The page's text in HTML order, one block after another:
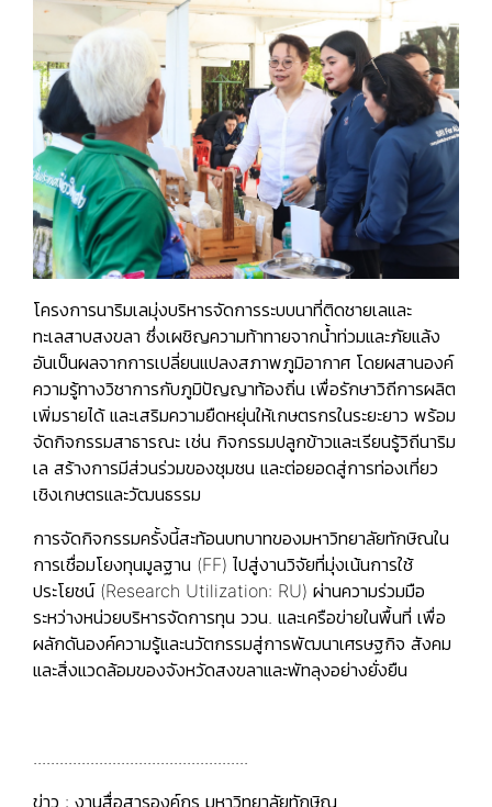
โครงการนาริมเลมุ่งบริหารจัดการระบบนาที่ติดชายเลและ
ทะเลสาบสงขลา ซึ่งเผชิญความท้าทายจากน้ำท่วมและภัยแล้ง
อันเป็นผลจากการเปลี่ยนแปลงสภาพภูมิอากาศ โดยผสานองค์
ความรู้ทางวิชาการกับภูมิปัญญาท้องถิ่น เพื่อรักษาวิถีการผลิต
เพิ่มรายได้ และเสริมความยืดหยุ่นให้เกษตรกรในระยะยาว พร้อม
จัดกิจกรรมสาธารณะ เช่น กิจกรรมปลูกข้าวและเรียนรู้วิถีนาริม
เล สร้างการมีส่วนร่วมของชุมชน และต่อยอดสู่การท่องเที่ยว
เชิงเกษตรและวัฒนธรรม
การจัดกิจกรรมครั้งนี้สะท้อนบทบาทของมหาวิทยาลัยทักษิณใน
การเชื่อมโยงทุนมูลฐาน (FF) ไปสู่งานวิจัยที่มุ่งเน้นการใช้
ประโยชน์ (Research Utilization: RU) ผ่านความร่วมมือ
ระหว่างหน่วยบริหารจัดการทุน ววน. และเครือข่ายในพื้นที่ เพื่อ
ผลักดันองค์ความรู้และนวัตกรรมสู่การพัฒนาเศรษฐกิจ สังคม
และสิ่งแวดล้อมของจังหวัดสงขลาและพัทลุงอย่างยั่งยืน
.................................................
ข่าว : งานสื่อสารองค์กร มหาวิทยาลัยทักษิณ